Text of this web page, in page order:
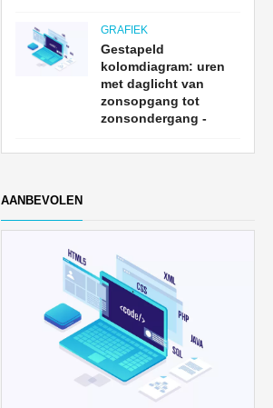
GRAFIEK
Gestapeld
kolomdiagram: uren
met daglicht van
zonsopgang tot
zonsondergang -
AANBEVOLEN